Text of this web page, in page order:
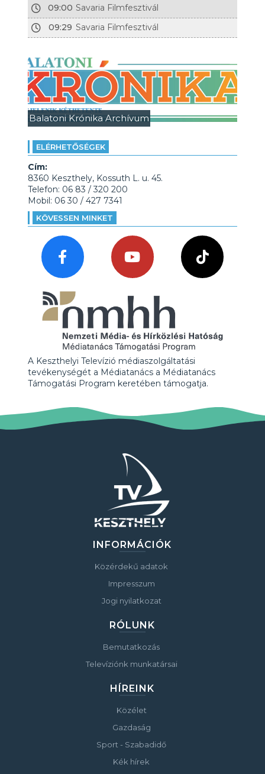
09:00 Savaria Filmfesztivál
09:29 Savaria Filmfesztivál
Balatoni Krónika Archívum
ELÉRHETŐSÉGEK
Cím:
8360 Keszthely, Kossuth L. u. 45.
Telefon: 06 83 / 320 200
Mobil: 06 30 / 427 7341
KÖVESSEN MINKET
A Keszthelyi Televízió médiaszolgáltatási
tevékenységét a Médiatanács a Médiatanács
Támogatási Program keretében támogatja.
INFORMÁCIÓK
Közérdekű adatok
Impresszum
Jogi nyilatkozat
RÓLUNK
Bemutatkozás
Televíziónk munkatársai
HÍREINK
Közélet
Gazdaság
Sport - Szabadidő
Kék hírek